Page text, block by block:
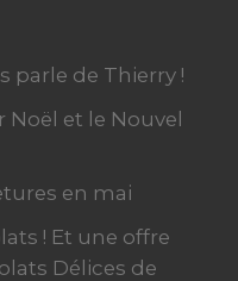
parle de Thierry !
Noël et le Nouvel
en mai
! Et une offre
Délices de